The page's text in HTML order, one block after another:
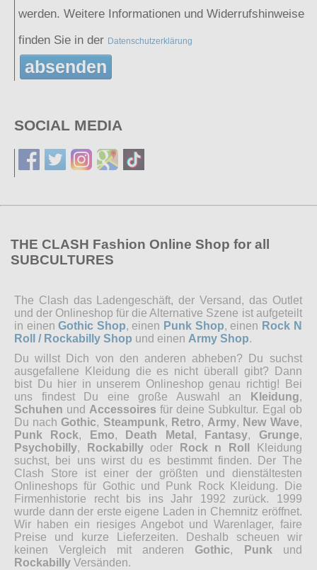
werden. Weitere Informationen und Widerrufshinweise
finden Sie in der Datenschutzerklärung
absenden
SOCIAL MEDIA
THE CLASH Fashion Online Shop for all
SUBCULTURES
The Clash das Ladengeschäft, der Versand, das Outlet
und der Onlineshop für die Alternative Szene ist aufgeteilt
in einenGothic Shop, einen Punk Shop, einen Rock N
Roll / Rockabilly Shop und einen Army Shop.
Du willst Dich von den anderen abheben? Du suchst
ausgefallene Kleidung die es nicht überall gibt? Dann
bist Du hier in unserem Onlineshop genau richtig! Bei
uns findest Du eine große Auswahl an
Kleidung,
Schuhen und Accessoires für deine Subkultur. Egal ob
Du nach Gothic, Steampunk, Retro, Army, New Wave,
Punk Rock, Emo, Death Metal , Fantasy, Grunge,
Psychobilly, Rockabillyoder Rock n Roll
Kleidung
suchst, bei uns wirst du es bestimmt finden. Der The
Clash Store ist einer der größten und dienstältesten
Onlineshops für Gothic und Punk Rock Kleidung. Die
Firmenhistorie recht bis ins Jahr 1992 zurück. 1999
wurde dann der erste eigene Laden in Chemnitz eröffnet.
Wir haben ein riesiges Angebot und Warenlager, faire
Preise und kurze Lieferzeiten. Deshalb scheuen wir
keinen Vergleich mit anderen Gothic, Punk und
Rockabilly Versänden.